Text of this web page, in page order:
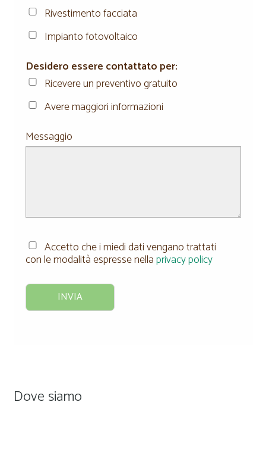
Rivestimento facciata
Impianto fotovoltaico
Desidero essere contattato per:
Ricevere un preventivo gratuito
Avere maggiori informazioni
Messaggio
Accetto che i miedi dati vengano trattati
con le modalità espresse nellaprivacy policy
Dove siamo